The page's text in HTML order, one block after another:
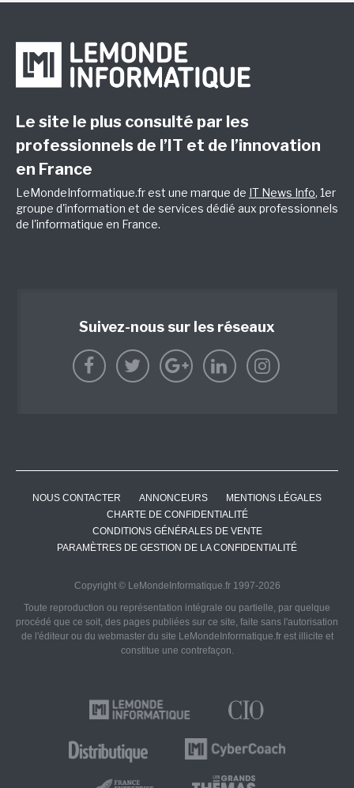
Le site le plus consulté par les
professionnels de l’IT et de l’innovation
en France
LeMondeInformatique.fr est une marque de IT News Info, 1er
groupe d'information et de services dédié aux professionnels
de l'informatique en France.
Suivez-nous sur les réseaux
NOUS CONTACTER ANNONCEURS
MENTIONS LÉGALES
CHARTE DE CONFIDENTIALITÉ
CONDITIONS GÉNÉRALES DE VENTE
PARAMÈTRES DE GESTION DE LA CONFIDENTIALITÉ
Copyright © LeMondeInformatique.fr 1997-2026
Toute reproduction ou représentation intégrale ou partielle, par quelque
procédé que ce soit, des pages publiées sur ce site, faite sans l'autorisation
de l'éditeur ou du webmaster du site LeMondeInformatique.fr est illicite et
constitue une contrefaçon.